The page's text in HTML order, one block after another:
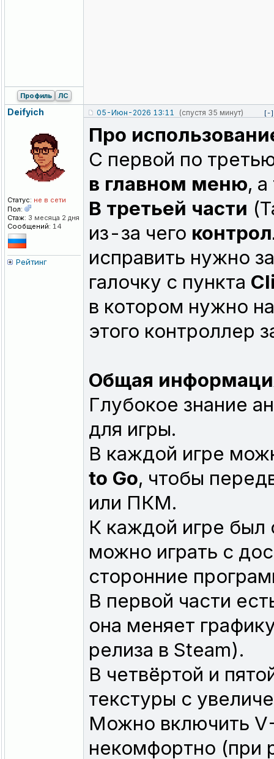
Профиль ЛС
Deifyich
Статус: не в сети
Пол:
Стаж: 3 месяца 2 дня
Сообщений: 14
Рейтинг
05-Июн-2026 13:11 (спустя 35 минут) [-]
Про
С первой по
в главном меню,
В третьей части
из-за чего
исправить нужно
галочку с пункта
в котором нужно
этого контроллер
Общая
Глубокое знание
для игры.
В каждой игре
to Go, чтобы
или ПКМ.
К каждой игре был
можно играть с
сторонние
В первой части
она меняет
релиза в Steam).
В четвёртой и
текстуры с
Можно включить
некомфортно (при